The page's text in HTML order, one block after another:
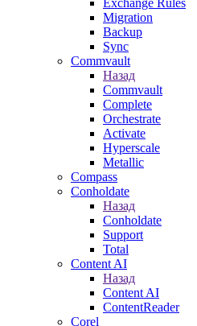
Exchange Rules
Migration
Backup
Sync
Commvault
Назад
Commvault
Complete
Orchestrate
Activate
Hyperscale
Metallic
Compass
Conholdate
Назад
Conholdate
Support
Total
Content AI
Назад
Content AI
ContentReader
Corel